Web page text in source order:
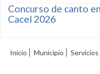
Concurso de canto
Cacel 2026
Inicio Municipio Servicios